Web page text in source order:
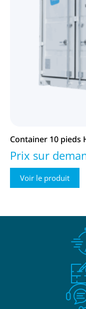
Container 10 pieds
Prix sur
Voir le produit